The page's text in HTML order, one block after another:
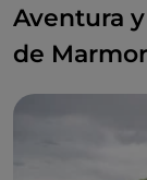
Aventura
de